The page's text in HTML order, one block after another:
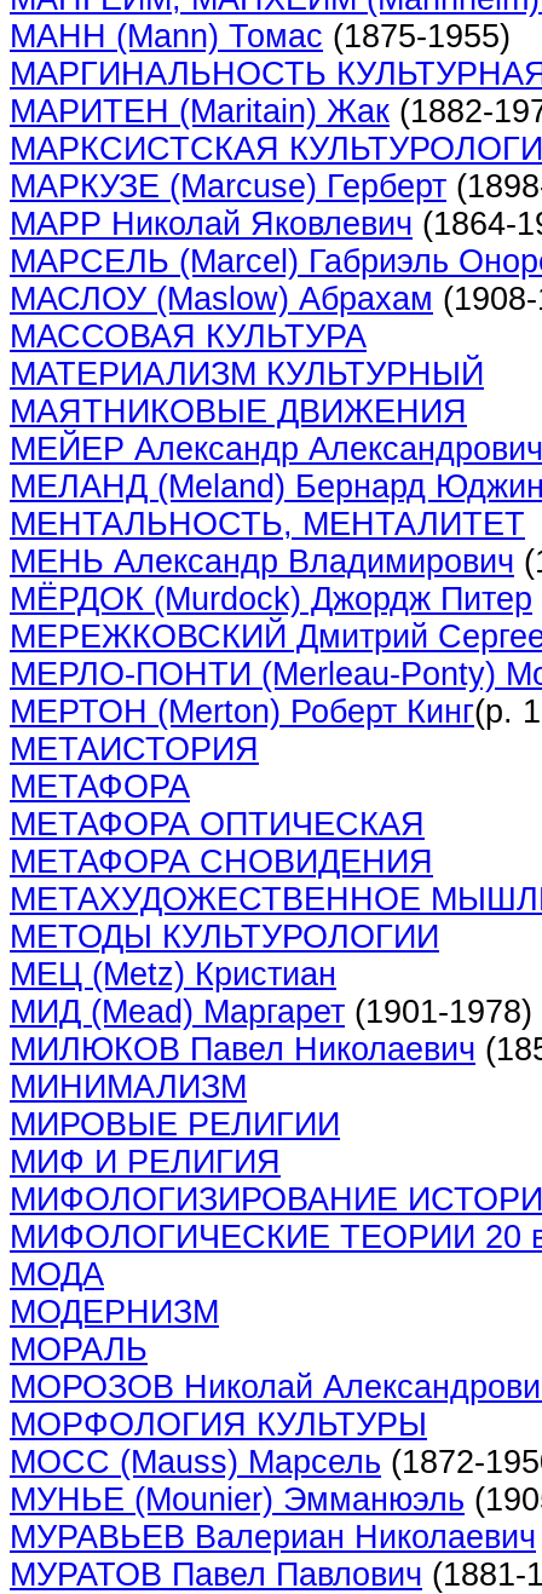
МАНН (Mann) Томас (1875-1955)
МАРГИНАЛЬНОСТЬ
МАРИТЕН (Maritain) Жак (1882-
МАРКСИСТСКАЯ
МАРКУЗЕ (Marcuse) Герберт
МАРР Николай Яковлевич (1864-
МАРСЕЛЬ (Marcel) Габриэль
МАСЛОУ (Maslow) Абрахам
МАССОВАЯ КУЛЬТУРА
МАТЕРИАЛИЗМ КУЛЬТУРНЫЙ
МАЯТНИКОВЫЕ ДВИЖЕНИЯ
МЕЙЕР Александр Александрович
МЕЛАНД (Meland) Бернард
МЕНТАЛЬНОСТЬ, МЕНТАЛИТЕТ
МЕНЬ Александр Владимирович
МЁРДОК (Murdock) Джордж Питер
МЕРЕЖКОВСКИЙ Дмитрий
МЕРЛО-ПОНТИ (Merleau-Ponty)
МЕРТОН (Merton) Роберт Кинг(р.
МЕТАИСТОРИЯ
МЕТАФОРА
МЕТАФОРА ОПТИЧЕСКАЯ
МЕТАФОРА СНОВИДЕНИЯ
МЕТАХУДОЖЕСТВЕННОЕ
МЕТОДЫ КУЛЬТУРОЛОГИИ
МЕЦ (Metz) Кристиан
МИД (Mead) Маргарет (1901-1978)
МИЛЮКОВ Павел Николаевич
МИНИМАЛИЗМ
МИРОВЫЕ РЕЛИГИИ
МИФ И РЕЛИГИЯ
МИФОЛОГИЗИРОВАНИЕ
МИФОЛОГИЧЕСКИЕ ТЕОРИИ 20
МОДА
МОДЕРНИЗМ
МОРАЛЬ
МОРОЗОВ Николай
МОРФОЛОГИЯ КУЛЬТУРЫ
МОСС (Mauss) Марсель (1872-
МУНЬЕ (Mounier) Эмманюэль
МУРАВЬЕВ Валериан Николаевич
МУРАТОВ Павел Павлович (1881-